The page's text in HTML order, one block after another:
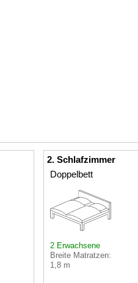
2. Schlafzimmer
Doppelbett
2 Erwachsene
Breite Matratzen:
1,8 m